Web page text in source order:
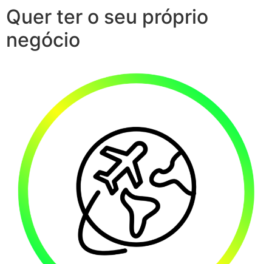
Quer ter o seu próprio
negócio